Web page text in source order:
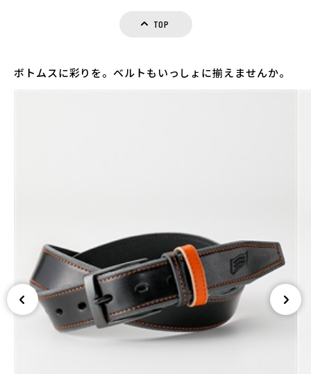
TOP
ボトムスに彩りを。ベルトもいっしょに揃えませんか。